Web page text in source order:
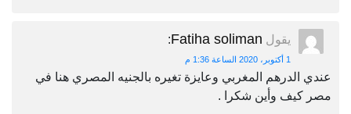
يقول Fatiha soliman
:
1 أكتوبر، 2020 الساعة 1:36 م
عندي الدرهم المغربي وعايزة تغيره بالجنيه المصري هنا في
مصر كيف وأين شكرا .